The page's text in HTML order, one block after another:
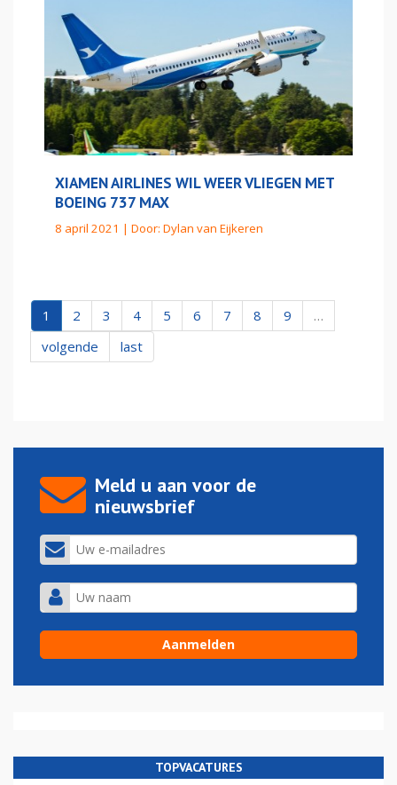
XIAMEN AIRLINES WIL WEER VLIEGEN MET
BOEING 737 MAX
8 april 2021 | Door: Dylan van Eijkeren
1 2 3 4 5 6 7 8 9
…
volgende
last
Meld u aan voor de
nieuwsbrief
TOPVACATURES